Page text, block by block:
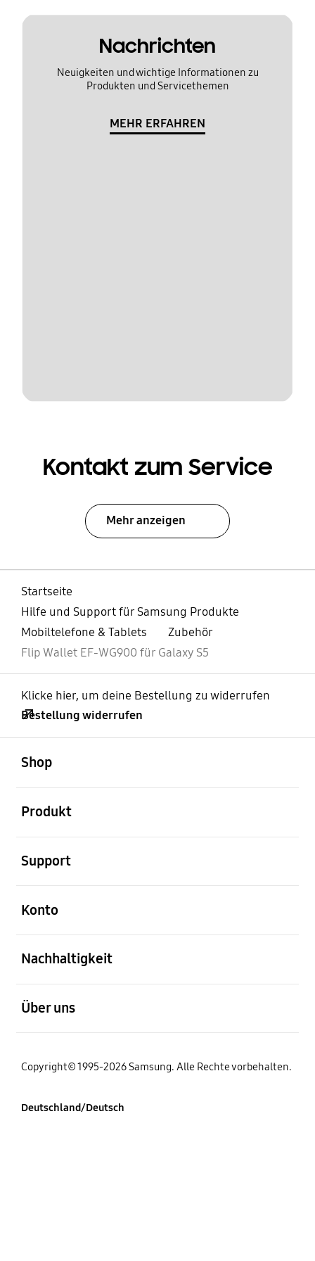
Nachrichten
Neuigkeiten und wichtige Informationen zu
Produkten und Servicethemen
MEHR ERFAHREN
Kontakt zum Service
Mehr anzeigen
Startseite
Hilfe und Support für Samsung Produkte
Mobiltelefone & Tablets
Zubehör
Flip Wallet EF-WG900 für Galaxy S5
Klicke hier, um deine Bestellung zu widerrufen
Bestellung widerrufen
Shop
Produkt
Support
Konto
Nachhaltigkeit
Über uns
Copyright© 1995-2026 Samsung. Alle Rechte vorbehalten.
Deutschland/Deutsch